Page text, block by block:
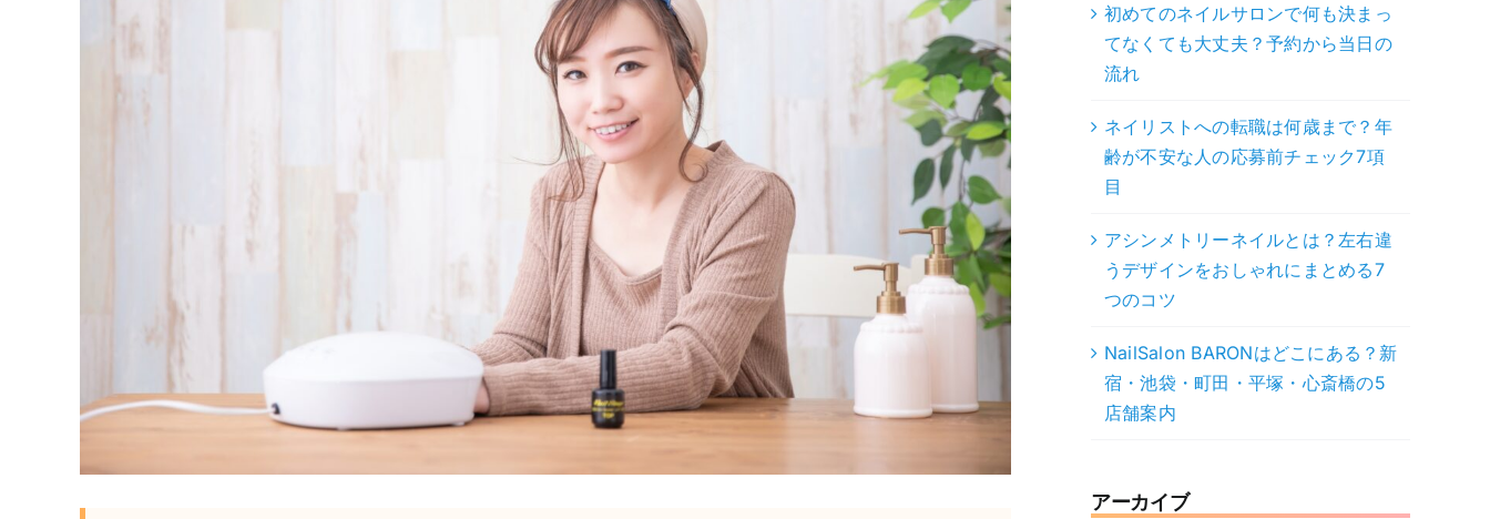
初めてのネイルサロンで何も決まっ
てなくても大丈夫？予約から当日の
流れ
ネイリストへの転職は何歳まで？年
齢が不安な人の応募前チェック7項
目
アシンメトリーネイルとは？左右違
うデザインをおしゃれにまとめる7
つのコツ
NailSalon BARONはどこにある？新
宿・池袋・町田・平塚・心斎橋の5
店舗案内
アーカイブ